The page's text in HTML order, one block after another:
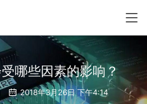
哪些因素的影响？
2018年3月26日 下午4:14